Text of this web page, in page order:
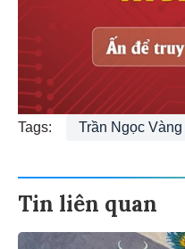
Tags: Trần Ngọc Vàng
Tin liên quan